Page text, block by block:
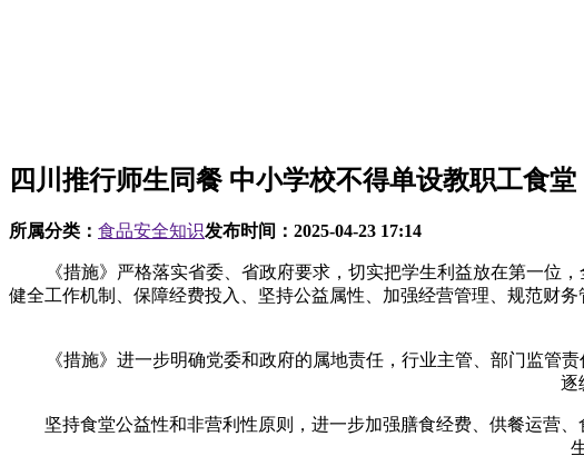
四川推行师生同餐 中小学校不得单设教职工食堂
所属分类： 食品安全知识发布时间： 2025-04-23 17:14
《措施》严格落实省委、省政府要求，切实把学生利益放在第一位，
健全工作机制、保障经费投入、坚持公益属性、加强经营管理、规范财
《措施》进一步明确党委和政府的属地责任，行业主管、部门监管责
逐
坚持食堂公益性和非营利性原则，进一步加强膳食经费、供餐运营、